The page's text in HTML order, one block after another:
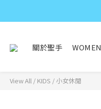
關於聖手 WOMEN
View All / KIDS /小女休閒